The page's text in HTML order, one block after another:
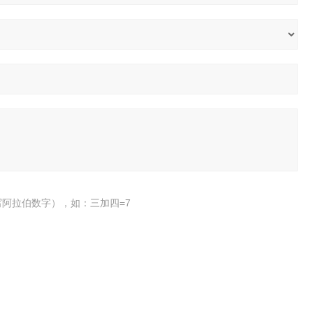
拉伯数字），如：三加四=7